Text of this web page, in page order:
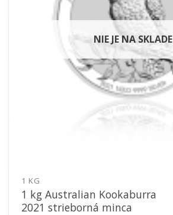
NIE JE NA SKLADE
1 KG
1 kg Australian Kookaburra
2021 strieborná minca